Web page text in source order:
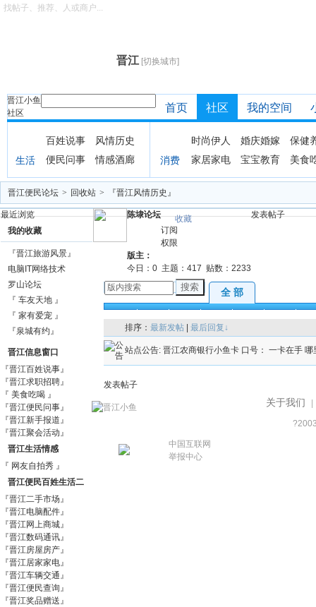
晋江 [切换城市]
晋江小鱼
社区
找帖子、推荐、人或商户...
首页 社区 我的空间
生活
百姓说事
风情历史
便民问事
情感酒廊 消费
时尚伊人 婚庆婚嫁
保健
家居家电
宝宝教育 美食
晋江便民论坛 > 回收站 > 『晋江风情历史』
最近浏览
我的收藏
『晋江旅游风景』
电脑IT网络技术
罗山论坛
『 车友天地 』
『 家有爱宠 』
『泉城有约』
晋江信息窗口
『晋江百姓说事』
『晋江求职招聘』
『 美食吃喝 』
『晋江便民问事』
『晋江新手报道』
『晋江聚会活动』
晋江生活情感
『 网友自拍秀 』
晋江便民百姓生活二
手信息市场
『晋江二手市场』
『晋江电脑配件』
『晋江网上商城』
『晋江数码通讯』
『晋江房屋房产』
『晋江居家家电』
『晋江车辆交通』
『晋江便民查询』
『晋江奖品赠送』
陈埭论坛
收藏
订阅
权限
版主：
今日： 0 主题： 417 贴数： 2233
发表帖子
搜索 全 部
排序： 最新发帖 最后回复↓
站点公告: 晋江农商银行小鱼卡 口号： 一卡在手
发表帖子
关于我们
中国互联网
举报中心